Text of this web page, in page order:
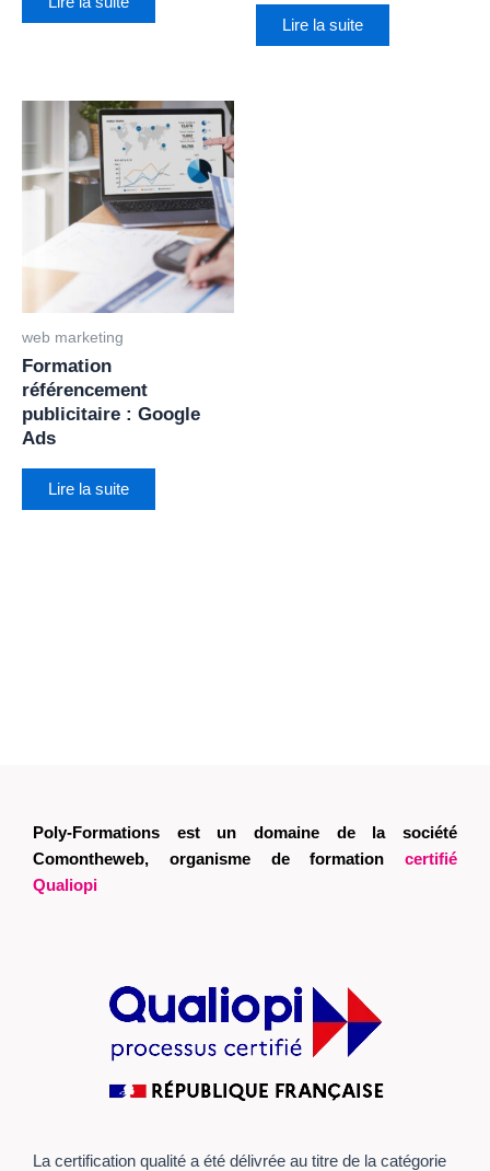
Lire la suite
web marketing
Formation
référencement
publicitaire : Google
Ads
Lire la suite
Poly-Formations est un domaine de la société
Comontheweb, organisme de formation certifié
Qualiopi
La certification qualité a été délivrée au titre de la catégorie